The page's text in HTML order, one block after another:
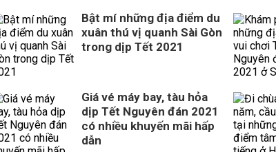
Bật mí những địa điểm du
xuân thú vị quanh Sài Gòn
trong dịp Tết 2021
Giá vé máy bay, tàu hỏa
dịp Tết Nguyên đán 2021
có nhiều khuyến mãi hấp
dẫn